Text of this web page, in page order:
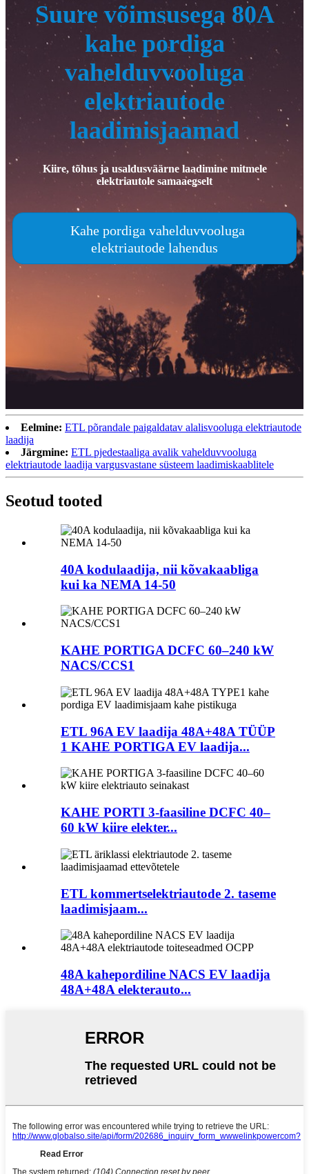
Suure võimsusega 80A
kahe pordiga
vahelduvvooluga
elektriautode
laadimisjaamad
Kiire, tõhus ja usaldusväärne laadimine mitmele
elektriautole samaaegselt
Kahe pordiga vahelduvvooluga
elektriautode lahendus
Eelmine: ETL põrandale paigaldatav alalisvooluga elektriautode
laadija
Järgmine: ETL pjedestaaliga avalik vahelduvvooluga
elektriautode laadija vargusvastane süsteem laadimiskaablitele
Seotud tooted
40A kodulaadija, nii kõvakaabliga
kui ka NEMA 14-50
KAHE PORTIGA DCFC 60–240 kW
NACS/CCS1
ETL 96A EV laadija 48A+48A TÜÜP
1 KAHE PORTIGA EV laadija...
KAHE PORTI 3-faasiline DCFC 40–
60 kW kiire elekter...
ETL kommertselektriautode 2. taseme
laadimisjaam...
48A kahepordiline NACS EV laadija
48A+48A elekterauto...